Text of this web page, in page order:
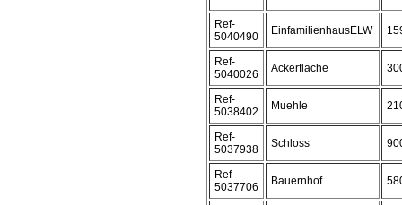
Ref-
5040490
EinfamilienhausELW
Ref-
5040026
Ackerfläche
Ref-
5038402
Muehle
Ref-
5037938
Schloss
Ref-
5037706
Bauernhof